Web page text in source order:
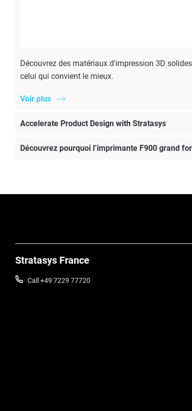
Découvrez des matériaux d'impression 3D
celui qui convient le mieux.
Voir plus
Accelerate Product Design with Stratasys
Découvrez pourquoi l’imprimante F900 grand
Stratasys France
Call +49 7229 77720